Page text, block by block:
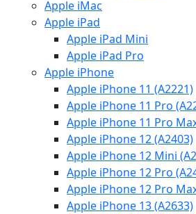
Apple iMac
Apple iPad
Apple iPad Mini
Apple iPad Pro
Apple iPhone
Apple iPhone 11 (A2221)
Apple iPhone 11 Pro
Apple iPhone 11 Pro
Apple iPhone 12 (A2403)
Apple iPhone 12 Mini
Apple iPhone 12 Pro
Apple iPhone 12 Pro
Apple iPhone 13 (A2633)